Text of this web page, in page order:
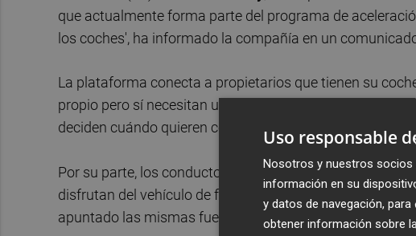
que actualmente forma parte del programa de
los coches', ha informado la compañía en un
La plataforma conecta a propietarios que tienen su
propio pero sí necesitan uno durante unas horas o unos
deciden cuándo quieren compartirlo y obtienen ingresos
Por su parte, los conductores reservan directamente
disfrutan del vehículo de forma "flexible, segura y sin
apuntado las mismas fuentes.
Uso responsable
Nosotros y nuestros socios
información en su
y datos de navegación,
obtener información sobre